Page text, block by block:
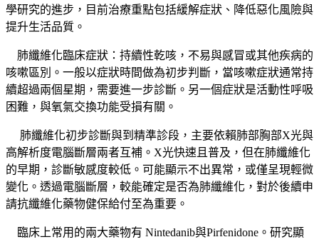
學研究的進步，目前治療重點包括緩解症狀、降低惡化風險與
提升生活品質。
肺纖維化臨床症狀：持續性乾咳，不易與感冒或其他疾病的
咳嗽區別。一般以症狀時間做為初步判斷，當咳嗽症狀通常持
續超過兩個星期，需要進一步診斷。另一個症狀是活動性呼吸
困難，與氧氣交換功能受損有關。
肺纖維化初步診斷與到精準診段，主要依賴肺部胸部X光與
高解析度電腦斷層兩者互補。​X光快速且普及，但在肺纖維化
的早期，診斷敏感度較低。可能顯示不出異常，或僅呈現輕微
變化。透過電腦斷層，較能確定是否為肺纖維化，對於後續申
請抗纖維化藥物健保給付至為重要。
臨床上常用的兩大藥物有​ Nintedanib與​Pirfenidone。研究顯